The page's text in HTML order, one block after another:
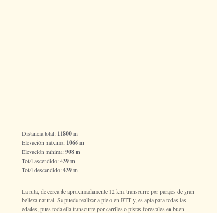
Distancia total: 11800 m
Elevación máxima: 1066 m
Elevación mínima:908 m
Total ascendido:439 m
Total descendido:439 m
La ruta, de cerca de aproximadamente 12 km, transcurre por parajes de gran
belleza natural. Se puede realizar a pie o en BTT y, es apta para todas las
edades, pues toda ella transcurre por carriles o pistas forestales en buen